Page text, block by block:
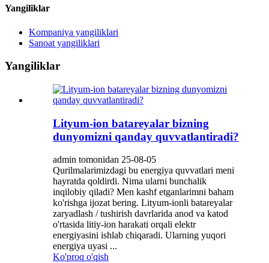
Yangiliklar
Kompaniya yangiliklari
Sanoat yangiliklari
Yangiliklar
Lityum-ion batareyalar bizning
dunyomizni qanday quvvatlantiradi?
admin tomonidan 25-08-05
Qurilmalarimizdagi bu energiya quvvatlari meni
hayratda qoldirdi. Nima ularni bunchalik
inqilobiy qiladi? Men kashf etganlarimni baham
ko'rishga ijozat bering. Lityum-ionli batareyalar
zaryadlash / tushirish davrlarida anod va katod
o'rtasida litiy-ion harakati orqali elektr
energiyasini ishlab chiqaradi. Ularning yuqori
energiya uyasi ...
Ko'proq o'qish